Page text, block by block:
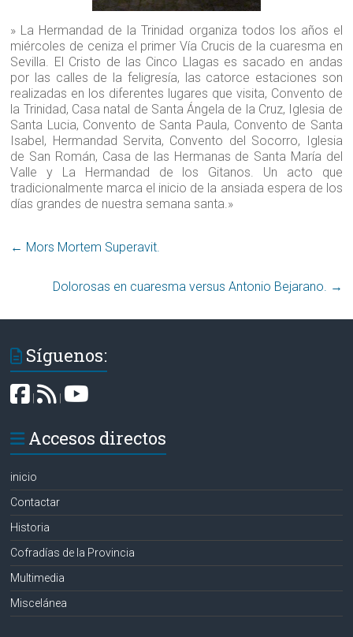
» La Hermandad de la Trinidad organiza todos los años el
miércoles de ceniza el primer Vía Crucis de la cuaresma en
Sevilla. El Cristo de las Cinco Llagas es sacado en andas
por las calles de la feligresía, las catorce estaciones son
realizadas en los diferentes lugares que visita, Convento de
la Trinidad, Casa natal de Santa Ángela de la Cruz, Iglesia de
Santa Lucia, Convento de Santa Paula, Convento de Santa
Isabel, Hermandad Servita, Convento del Socorro, Iglesia
de San Román, Casa de las Hermanas de Santa María del
Valle y La Hermandad de los Gitanos. Un acto que
tradicionalmente marca el inicio de la ansiada espera de los
días grandes de nuestra semana santa.»
← Mors Mortem Superavit‏.
Dolorosas en cuaresma versus Antonio Bejarano‏. →
Síguenos:
|
Accesos directos
inicio
Contactar
Historia
Cofradías de la Provincia
Multimedia
Miscelánea